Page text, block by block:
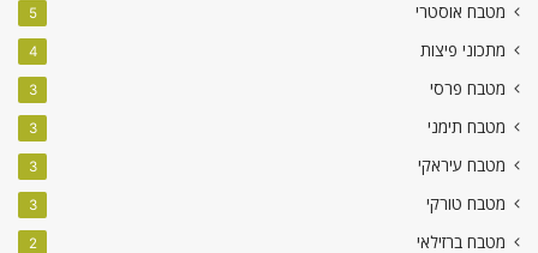
מטבח אוסטרי 5
מתכוני פיצות 4
מטבח פרסי 3
מטבח תימני 3
מטבח עיראקי 3
מטבח טורקי 3
מטבח ברזילאי 2